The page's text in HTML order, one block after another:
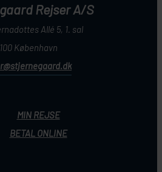
Rejser A/S
Allé 5, 1. sal
København
MIN REJSE
BETAL ONLINE